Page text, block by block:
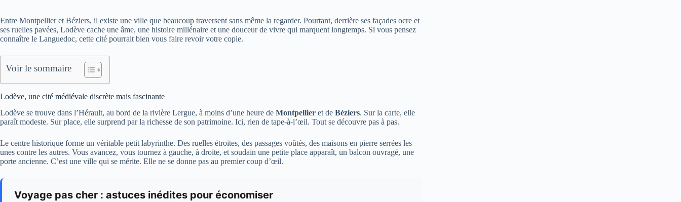
Entre Montpellier et Béziers, il existe une ville que beaucoup traversent sans même la regarder. Pourtant, derrière ses façades ocre et
ses ruelles pavées, Lodève cache une âme, une histoire millénaire et une douceur de vivre qui marquent longtemps. Si vous pensez
connaître le Languedoc, cette cité pourrait bien vous faire revoir votre copie.
Voir le sommaire
Lodève, une cité médiévale discrète mais fascinante
Lodève se trouve dans l’Hérault, au bord de la rivière Lergue, à moins d’une heure de Montpellier et de Béziers. Sur la carte, elle
paraît modeste. Sur place, elle surprend par la richesse de son patrimoine. Ici, rien de tape-à-l’œil. Tout se découvre pas à pas.
Le centre historique forme un véritable petit labyrinthe. Des ruelles étroites, des passages voûtés, des maisons en pierre serrées les
unes contre les autres. Vous avancez, vous tournez à gauche, à droite, et soudain une petite place apparaît, un balcon ouvragé, une
porte ancienne. C’est une ville qui se mérite. Elle ne se donne pas au premier coup d’œil.
Voyage pas cher : astuces inédites pour économiser